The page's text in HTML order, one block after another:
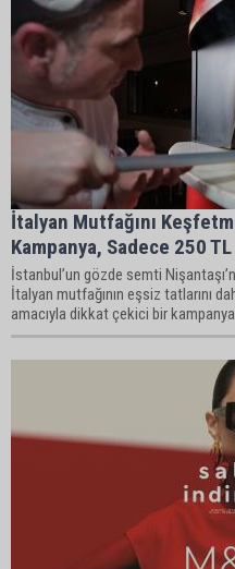
İtalyan Mutfağını
Kampanya, Sadece 250 TL
İstanbul’un gözde semti
İtalyan mutfağının eşsiz tatlarını
amacıyla dikkat çekici bir